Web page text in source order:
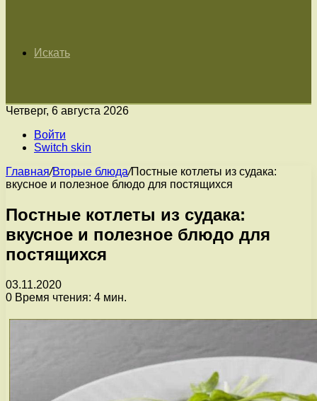
Искать
Четверг, 6 августа 2026
Войти
Switch skin
Главная/Вторые блюда/Постные котлеты из судака:
вкусное и полезное блюдо для постящихся
Постные котлеты из судака:
вкусное и полезное блюдо для
постящихся
03.11.2020
0 Время чтения: 4 мин.